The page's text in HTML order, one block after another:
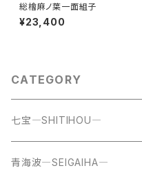
総檜麻ノ葉一面組子
¥23,400
CATEGORY
七宝―SHITIHOU―
青海波―SEIGAIHA―